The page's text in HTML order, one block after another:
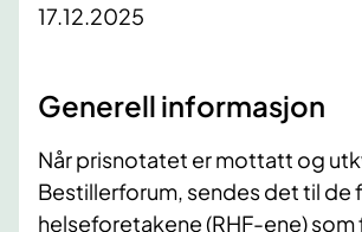
17.12.2025
Generell informasjon
Når prisnotatet er mottatt og
Bestillerforum, sendes det til de
helseforetakene (RHF-ene)